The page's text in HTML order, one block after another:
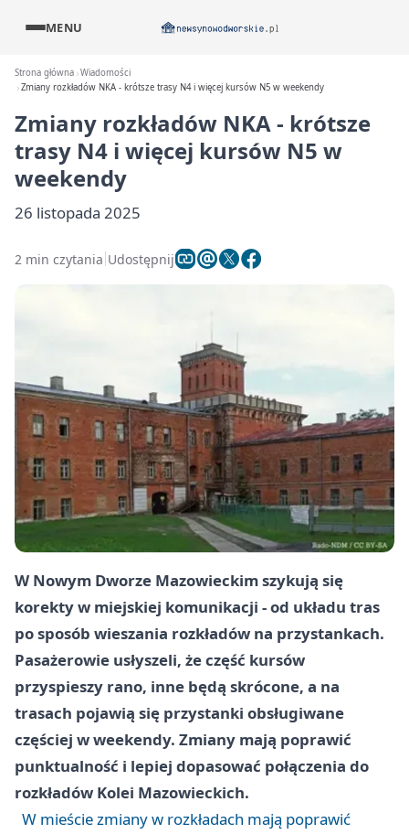
MENU
Strona główna Wiadomości
Zmiany rozkładów NKA - krótsze trasy N4 i więcej kursów N5 w weekendy
Zmiany rozkładów NKA - krótsze
trasy N4 i więcej kursów N5 w
weekendy
26 listopada 2025
2 min czytania Udostępnij
W Nowym Dworze Mazowieckim szykują się
korekty w miejskiej komunikacji - od układu tras
po sposób wieszania rozkładów na przystankach.
Pasażerowie usłyszeli, że część kursów
przyspieszy rano, inne będą skrócone, a na
trasach pojawią się przystanki obsługiwane
częściej w weekendy. Zmiany mają poprawić
punktualność i lepiej dopasować połączenia do
rozkładów Kolei Mazowieckich.
W mieście zmiany w rozkładach mają poprawić